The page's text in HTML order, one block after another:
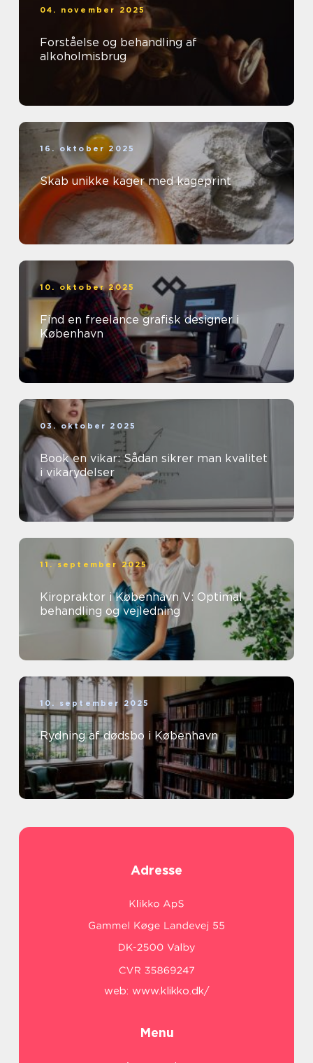
04. november 2025
Forståelse og behandling af
alkoholmisbrug
16. oktober 2025
Skab unikke kager med kageprint
10. oktober 2025
Find en freelance grafisk designer i
København
03. oktober 2025
Book en vikar: Sådan sikrer man kvalitet
i vikarydelser
11. september 2025
Kiropraktor i København V: Optimal
behandling og vejledning
10. september 2025
Rydning af dødsbo i København
Adresse
web: www.klikko.dk/
Menu